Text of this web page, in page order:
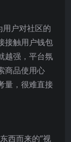
用户对社区的
接触用户钱包
越强，平台氛
商品使用心
量，很难直接
西而来的”视